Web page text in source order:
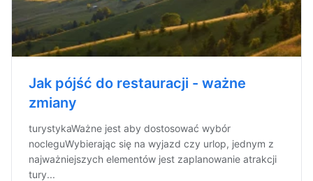
Jak pójść do restauracji - ważne
zmiany
turystykaWażne jest aby dostosować wybór
nocleguWybierając się na wyjazd czy urlop, jednym z
najważniejszych elementów jest zaplanowanie atrakcji
tury...